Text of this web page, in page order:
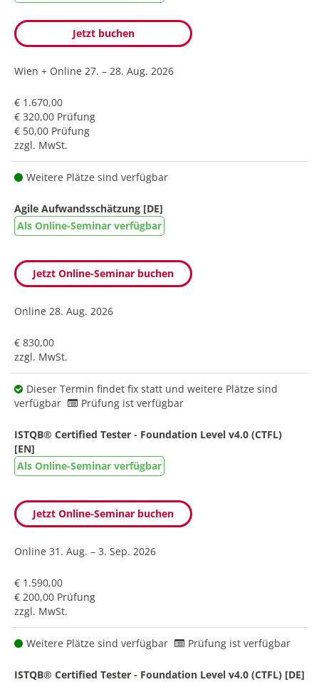
Jetzt buchen
Wien + Online 27. – 28. Aug. 2026
€ 1.670,00
€ 320,00 Prüfung
€ 50,00 Prüfung
zzgl. MwSt.
Weitere Plätze sind verfügbar
Agile Aufwandsschätzung [DE]
Als Online-Seminar verfügbar
Jetzt Online-Seminar buchen
Online 28. Aug. 2026
€ 830,00
zzgl. MwSt.
Dieser Termin findet fix statt und weitere Plätze sind
verfügbar
Prüfung ist verfügbar
ISTQB® Certified Tester - Foundation Level v4.0 (CTFL)
[EN]
Als Online-Seminar verfügbar
Jetzt Online-Seminar buchen
Online 31. Aug. – 3. Sep. 2026
€ 1.590,00
€ 200,00 Prüfung
zzgl. MwSt.
Weitere Plätze sind verfügbar Prüfung ist verfügbar
ISTQB® Certified Tester - Foundation Level v4.0 (CTFL) [DE]